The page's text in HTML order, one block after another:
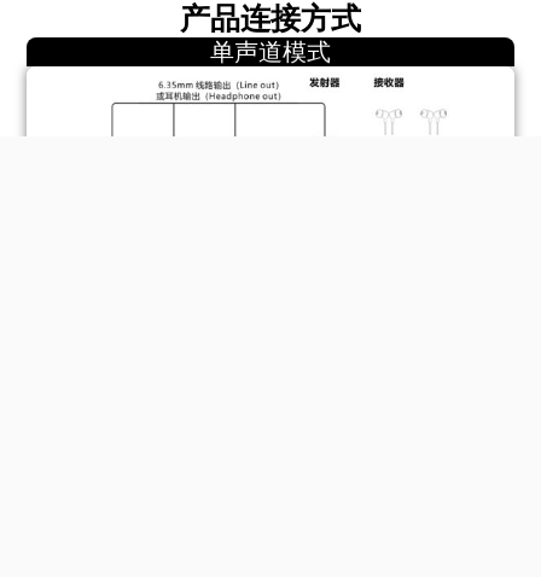
产品连接方式
单声道模式